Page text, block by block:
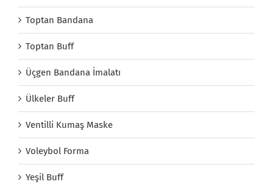
Toptan Bandana
Toptan Buff
Üçgen Bandana İmalatı
Ülkeler Buff
Ventilli Kumaş Maske
Voleybol Forma
Yeşil Buff